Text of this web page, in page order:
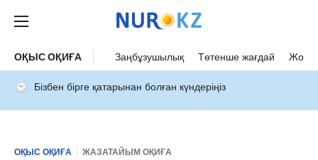
ОҚЫС ОҚИҒА Заңбұзушылық Төтенше жағдай Жол
Бізбен бірге қатарынан болған күндеріңіз
ОҚЫС ОҚИҒА ЖАЗАТАЙЫМ ОҚИҒА